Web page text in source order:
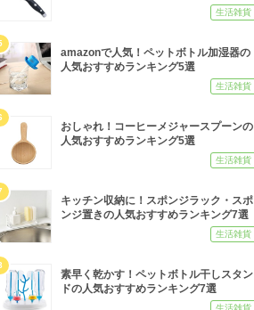
生活雑貨
amazonで人気！ペットボトル加湿器の
人気おすすめランキング5選
生活雑貨
おしゃれ！コーヒーメジャースプーンの
人気おすすめランキング5選
生活雑貨
キッチン収納に！スポンジラック・スポ
ンジ置きの人気おすすめランキング7選
生活雑貨
素早く乾かす！ペットボトル干しスタン
ドの人気おすすめランキング7選
生活雑貨